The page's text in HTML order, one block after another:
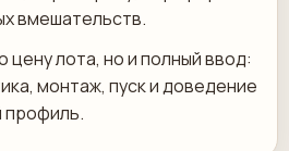
вмешательств.
цену лота, но и полный ввод:
монтаж, пуск и доведение
профиль.